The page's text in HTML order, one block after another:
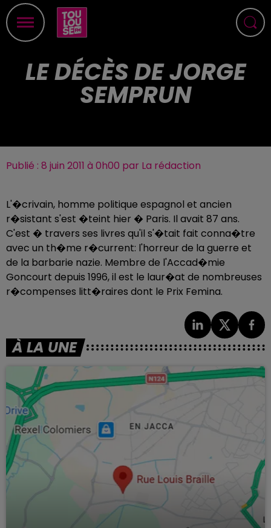
LE DÉCÈS DE JORGE
SEMPRUN
Publié : 8 juin 2011 à 0h00 par La rédaction
L'�crivain, homme politique espagnol et ancien
r�sistant s'est �teint hier � Paris. Il avait 87 ans.
C'est � travers ses livres qu'il s'�tait fait conna�tre
avec un th�me r�current: l'horreur de la guerre et
de la barbarie nazie. Membre de l'Accad�mie
Goncourt depuis 1996, il est le laur�at de nombreuses
r�compenses litt�raires dont le Prix Femina.
À LA UNE